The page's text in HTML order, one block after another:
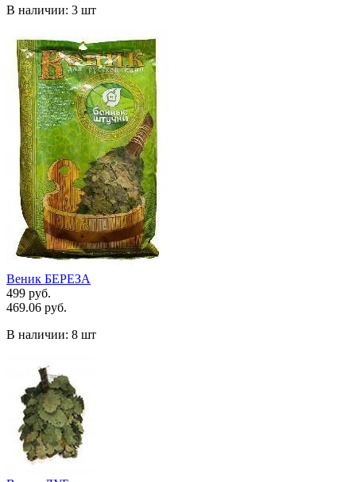
В наличии: 3 шт
Веник БЕРЕЗА
499 руб.
469.06 руб.
В наличии: 8 шт